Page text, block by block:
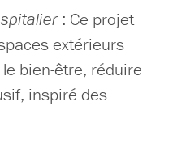
: Ce projet
extérieurs
bien-être, réduire
inspiré des